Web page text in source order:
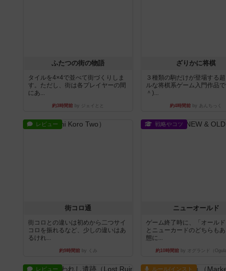
ふたつの街の物語
タイルを4×4で並べて街づくりしま
す。ただし、街は各プレイヤーの間
にあ...
約3時間前 by ジェイとと
ざりかに将棋
３種類の駒だけが登場する
ルな将棋系ゲーム入門作品で
＾)...
約4時間前 by あんちっく
レビュー
街コロ通
街コロとの違いは初めから二つサイ
コロを振れるなど、少しの違いはあ
るけれ...
約9時間前by くみ
戦略やコツ
ニューオールド
ゲーム終了時に、「オール
とニューカードのどちらも
態に...
約10時間前by オグランド（
レビュー ルール/インスト